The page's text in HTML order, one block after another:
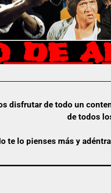
DE
disfrutar de todo un
de todos
te lo pienses más y